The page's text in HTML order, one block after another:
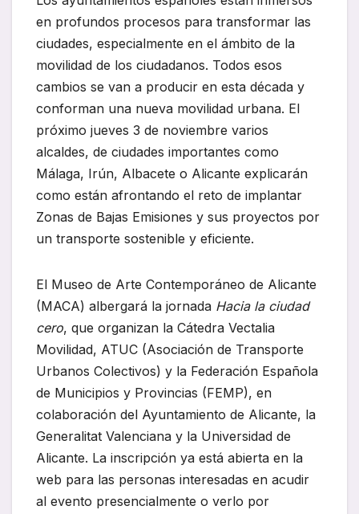
en profundos procesos para transformar las
ciudades, especialmente en el ámbito de la
movilidad de los ciudadanos. Todos esos
cambios se van a producir en esta década y
conforman una nueva movilidad urbana. El
próximo jueves 3 de noviembre varios
alcaldes, de ciudades importantes como
Málaga, Irún, Albacete o Alicante explicarán
como están afrontando el reto de implantar
Zonas de Bajas Emisiones y sus proyectos por
un transporte sostenible y eficiente.
El Museo de Arte Contemporáneo de Alicante
(MACA) albergará la jornada Hacia la ciudad
cero, que organizan la Cátedra Vectalia
Movilidad, ATUC (Asociación de Transporte
Urbanos Colectivos) y la Federación Española
de Municipios y Provincias (FEMP), en
colaboración del Ayuntamiento de Alicante, la
Generalitat Valenciana y la Universidad de
Alicante. La inscripción ya está abierta en la
web para las personas interesadas en acudir
al evento presencialmente o verlo por